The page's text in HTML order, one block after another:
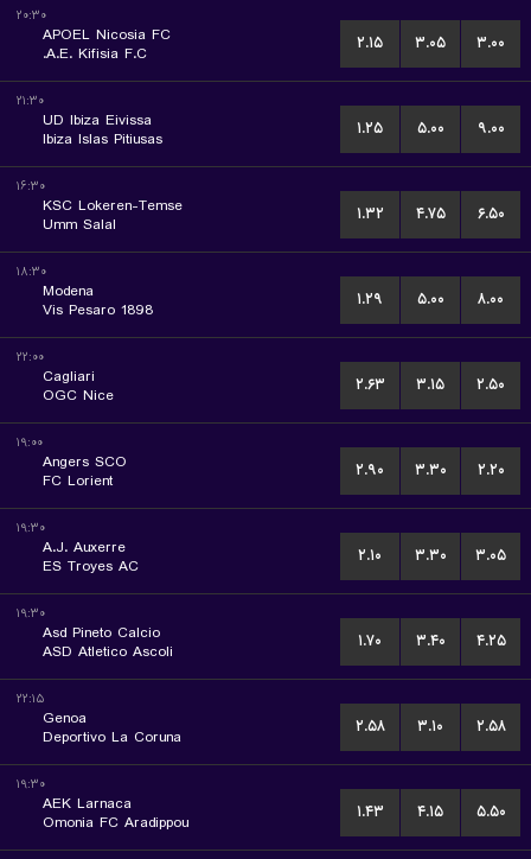
۲۰:۳۰
APOEL Nicosia FC
A.E. Kifisia F.C.
۲.۱۵ ۳.۰۵ ۳.۰۰
۲۱:۳۰
UD Ibiza Eivissa
Ibiza Islas Pitiusas
۱.۲۵ ۵.۰۰ ۹.۰۰
۱۶:۳۰
KSC Lokeren-Temse
Umm Salal
۱.۳۲ ۴.۷۵ ۶.۵۰
۱۸:۳۰
Modena
Vis Pesaro 1898
۱.۲۹ ۵.۰۰ ۸.۰۰
۲۲:۰۰
Cagliari
OGC Nice
۲.۶۳ ۳.۱۵ ۲.۵۰
۱۹:۰۰
Angers SCO
FC Lorient
۲.۹۰ ۳.۳۰ ۲.۲۰
۱۹:۳۰
A.J. Auxerre
ES Troyes AC
۲.۱۰ ۳.۳۰ ۳.۰۵
۱۹:۳۰
Asd Pineto Calcio
ASD Atletico Ascoli
۱.۷۰ ۳.۴۰ ۴.۲۵
۲۲:۱۵
Genoa
Deportivo La Coruna
۲.۵۸ ۳.۱۰ ۲.۵۸
۱۹:۳۰
AEK Larnaca
Omonia FC Aradippou
۱.۴۳ ۴.۱۵ ۵.۵۰